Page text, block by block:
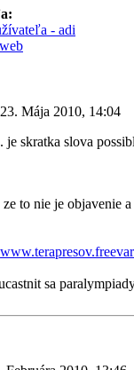
- adi
23. Mája 2010, 14:04
je skratka slova
to nie je objavenie
sa